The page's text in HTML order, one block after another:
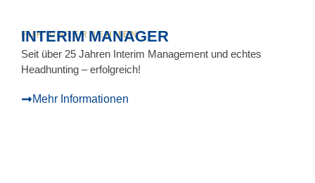
FÜR UNTERNEHMEN
INTERIM MANAGER
Seit über 25 Jahren Interim Management und echtes
Headhunting – erfolgreich!
Mehr Informationen